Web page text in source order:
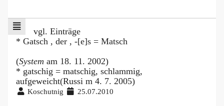
vgl. Einträge
* Gatsch , der , -[e]s = Matsch
(System am 18. 11. 2002)
* gatschig = matschig, schlammig,
aufgeweicht(Russi m 4. 7. 2005)
Koschutnig 25.07.2010